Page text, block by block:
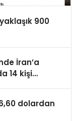
900
İran’a
14 kişi
dolardan